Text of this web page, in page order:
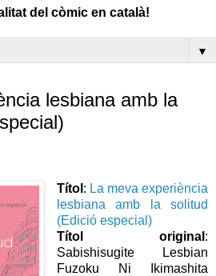
del còmic en català!
▼
lesbiana amb la
Títol : La meva experiència
lesbiana amb la solitud
(Edició especial)
Títol original :
Sabishisugite Lesbian
Fuzoku Ni Ikimashita